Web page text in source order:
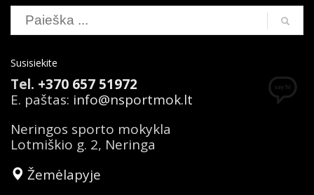
Susisiekite
Tel. +370 657 51972
E. paštas: info@nsportmok.lt
Neringos sporto mokykla
Lotmiškio g. 2, Neringa
Žemėlapyje